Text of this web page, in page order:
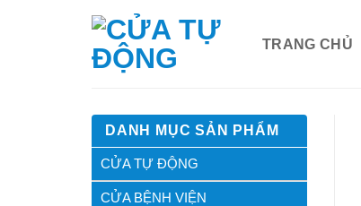
TRANG CHỦ
DANH MỤC SẢN PHẨM
CỬA TỰ ĐỘNG
CỬA BỆNH VIỆN